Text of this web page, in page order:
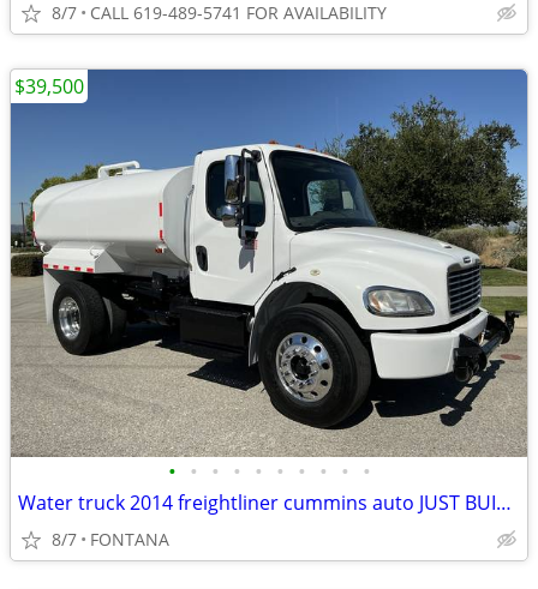
8/7 CALL 619-489-5741 FOR AVAILABILITY
• • • • • • • • • •
Water truck 2014 freightliner cummins auto JUST BUILT LOW MILES
8/7 FONTANA
$39,500